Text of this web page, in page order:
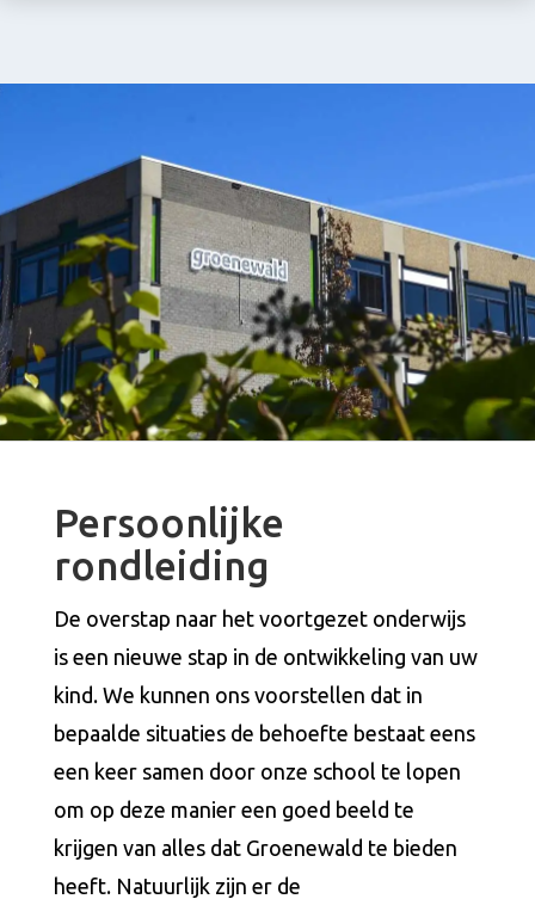
Persoonlijke
rondleiding
De overstap naar het voortgezet onderwijs
is een nieuwe stap in de ontwikkeling van uw
kind. We kunnen ons voorstellen dat in
bepaalde situaties de behoefte bestaat eens
een keer samen door onze school te lopen
om op deze manier een goed beeld te
krijgen van alles dat Groenewald te bieden
heeft. Natuurlijk zijn er de